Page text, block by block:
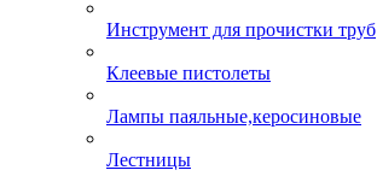
Инструмент для прочистки труб
Клеевые пистолеты
Лампы паяльные,керосиновые
Лестницы